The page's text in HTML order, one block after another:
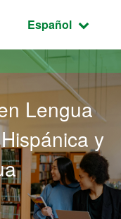
Idioma
Español
Lengua
y